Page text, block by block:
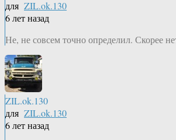
для ZIL.ok.130
6 лет назад
Не, не совсем точно определил. Скорее
ZIL.ok.130
для ZIL.ok.130
6 лет назад